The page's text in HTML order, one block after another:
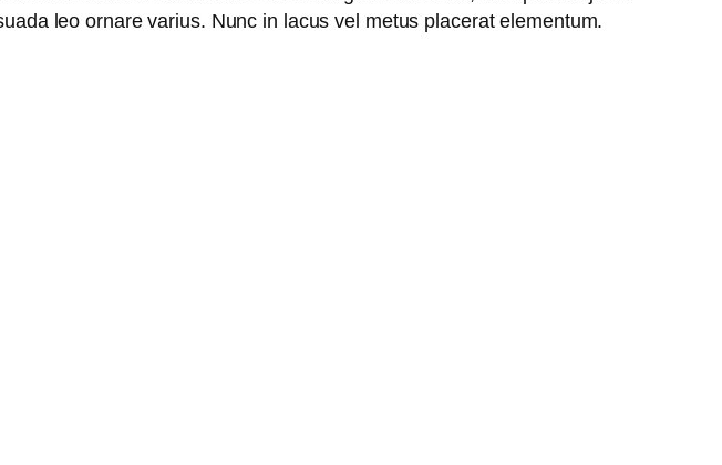
leo ornare varius. Nunc in lacus vel metus placerat elementum.